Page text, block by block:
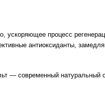
процесс
антиоксиданты,
современный натуральный